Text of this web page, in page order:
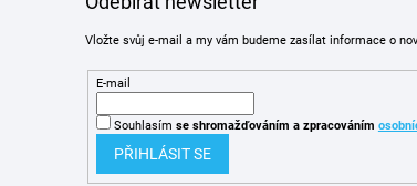
Vložte svůj e-mail a my vám budeme zasílat informace o
E-mail
Souhlasím se shromažďováním a zpracováním
PŘIHLÁSIT SE